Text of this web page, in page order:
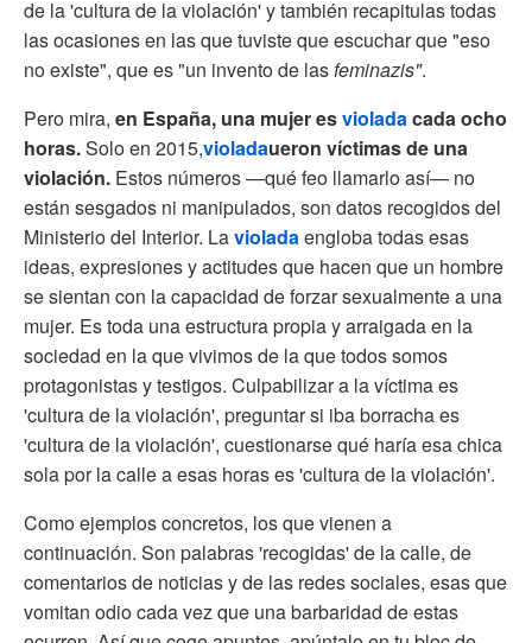
de la 'cultura de la violación' y también recapitulas todas
las ocasiones en las que tuviste que escuchar que "eso
no existe", que es "un invento de lasfeminazis".
Pero mira, en España, una mujer esvioladacada ocho
horas.Solo en 2015,violadaueron víctimas de una
violación. Estos números —qué feo llamarlo así— no
están sesgados ni manipulados, son datos recogidos del
Ministerio del Interior. Lavioladaengloba todas esas
ideas, expresiones y actitudes que hacen que un hombre
se sientan con la capacidad de forzar sexualmente a una
mujer. Es toda una estructura propia y arraigada en la
sociedad en la que vivimos de la que todos somos
protagonistas y testigos. Culpabilizar a la víctima es
'cultura de la violación', preguntar si iba borracha es
'cultura de la violación', cuestionarse qué haría esa chica
sola por la calle a esas horas es 'cultura de la violación'.
Como ejemplos concretos, los que vienen a
continuación. Son palabras 'recogidas' de la calle, de
comentarios de noticias y de las redes sociales, esas que
vomitan odio cada vez que una barbaridad de estas